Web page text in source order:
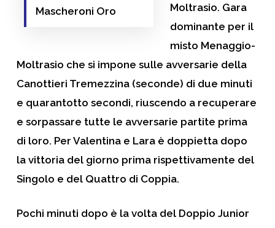
Mascheroni Oro
Moltrasio. Gara
dominante per il
misto Menaggio-
Moltrasio che si impone sulle avversarie della
Canottieri Tremezzina (seconde) di due minuti
e quarantotto secondi, riuscendo a recuperare
e sorpassare tutte le avversarie partite prima
di loro. Per Valentina e Lara è doppietta dopo
la vittoria del giorno prima rispettivamente del
Singolo e del Quattro di Coppia.
Pochi minuti dopo è la volta del Doppio Junior